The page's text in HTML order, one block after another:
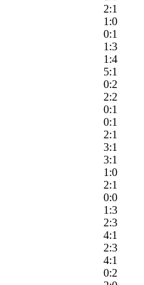
2:1
1:0
0:1
1:3
1:4
5:1
0:2
2:2
0:1
0:1
2:1
3:1
3:1
1:0
2:1
0:0
1:3
2:3
4:1
2:3
4:1
0:2